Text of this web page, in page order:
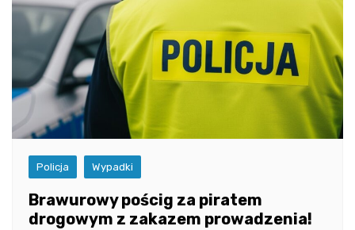
Policja Wypadki
Brawurowy pościg za piratem
drogowym z zakazem prowadzenia!